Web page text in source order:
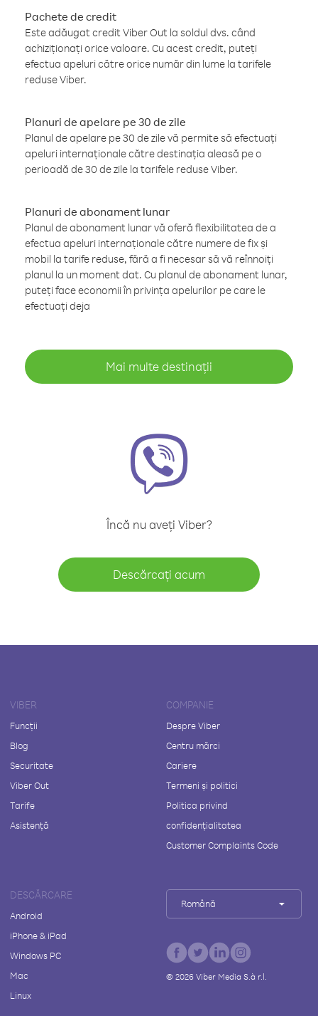
Pachete de credit
Este adăugat credit Viber Out la soldul dvs. când
achiziționați orice valoare. Cu acest credit, puteți
efectua apeluri către orice număr din lume la tarifele
reduse Viber.
Planuri de apelare pe 30 de zile
Planul de apelare pe 30 de zile vă permite să efectuați
apeluri internaționale către destinația aleasă pe o
perioadă de 30 de zile la tarifele reduse Viber.
Planuri de abonament lunar
Planul de abonament lunar vă oferă flexibilitatea de a
efectua apeluri internaționale către numere de fix și
mobil la tarife reduse, fără a fi necesar să vă reînnoiți
planul la un moment dat. Cu planul de abonament lunar,
puteți face economii în privința apelurilor pe care le
efectuați deja
Mai multe destinații
Încă nu aveți Viber?
Descărcați acum
VIBER
Funcții
Blog
Securitate
Viber Out
Tarife
Asistență
COMPANIE
Despre Viber
Centru mărci
Cariere
Termeni și politici
Politica privind
confidențialitatea
Customer Complaints Code
DESCĂRCARE
Android
iPhone & iPad
Windows PC
Mac
Linux
Română
© 2026Viber Media S.à r.l.